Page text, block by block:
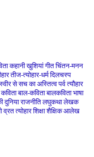
कहानीखुशियांगीतचिंतन-मनन
तीज-त्योहार-धर्मदिलचस्प
से सच का अस्तित्वपर्व त्यौहार
बाल-कविताबालकविताभाषा
दुनियाराजनीतिलघुकथालेखक
व्रत त्योहारशिक्षाशैक्षिक आलेख